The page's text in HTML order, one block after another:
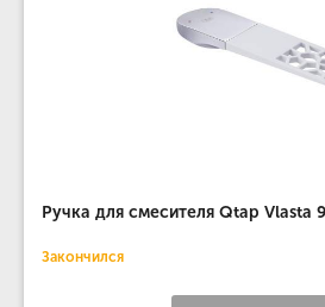
Ручка для смесителя Qtap Vlasta
Закончился